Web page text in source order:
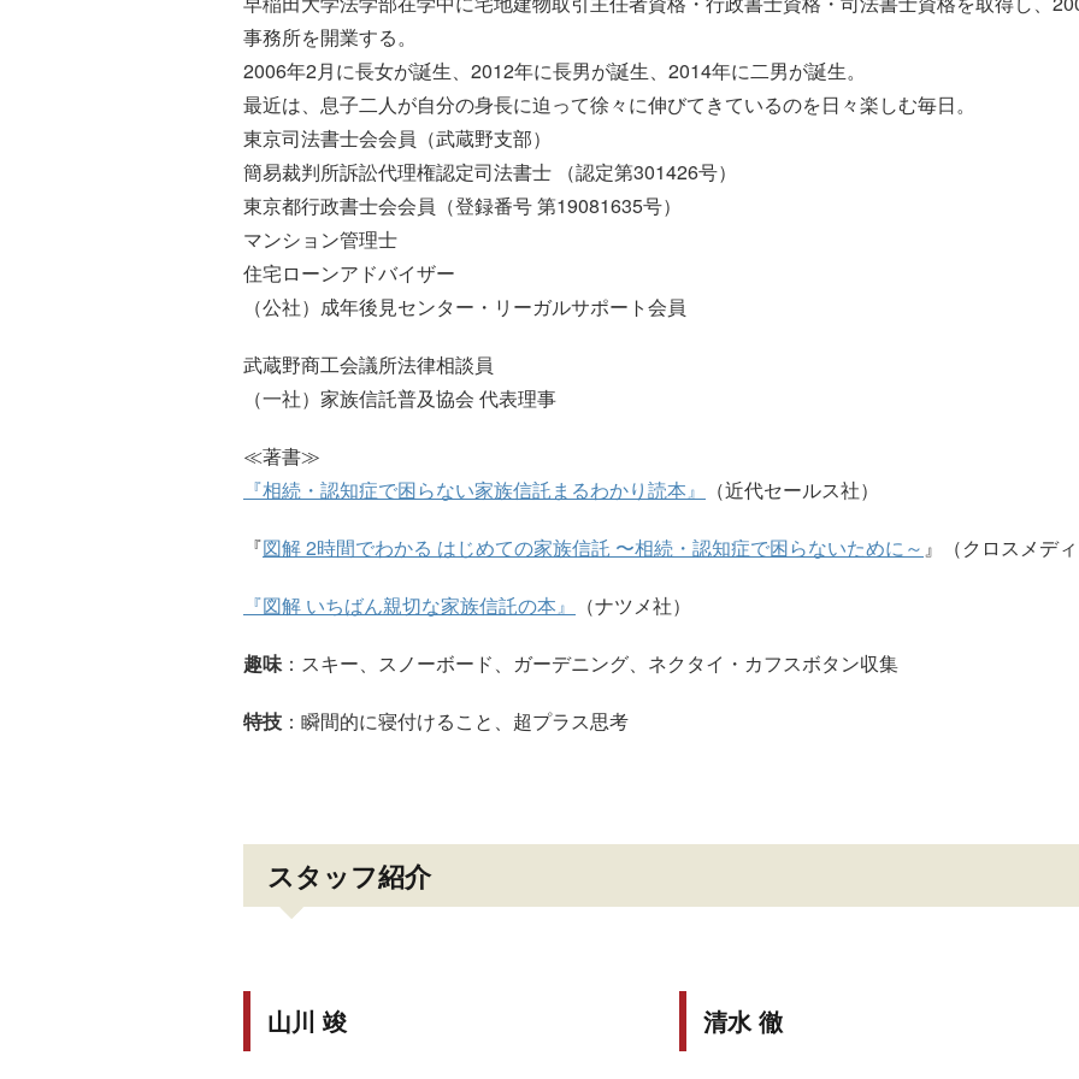
事務所を開業する。
2006年2月に長女が誕生、2012年に長男が誕生、2014年に二男が誕生。
最近は、息子二人が自分の身長に迫って徐々に伸びてきているのを日々楽しむ毎日。
東京司法書士会会員（武蔵野支部）
簡易裁判所訴訟代理権認定司法書士 （認定第301426号）
東京都行政書士会会員（登録番号 第19081635号）
マンション管理士
住宅ローンアドバイザー
（公社）成年後見センター・リーガルサポート会員
武蔵野商工会議所法律相談員
（一社）家族信託普及協会 代表理事
≪著書≫
『相続・認知症で困らない家族信託まるわかり読本』
（近代セールス社）
『図解 2時間でわかる はじめての家族信託 〜相続・認知症で困らないために～ 』（クロスメデ
『図解 いちばん親切な家族信託の本』 （ナツメ社）
趣味：スキー、スノーボード、ガーデニング、ネクタイ・カフスボタン収集
特技 ：瞬間的に寝付けること、超プラス思考
スタッフ紹介
山川 竣 清水 徹